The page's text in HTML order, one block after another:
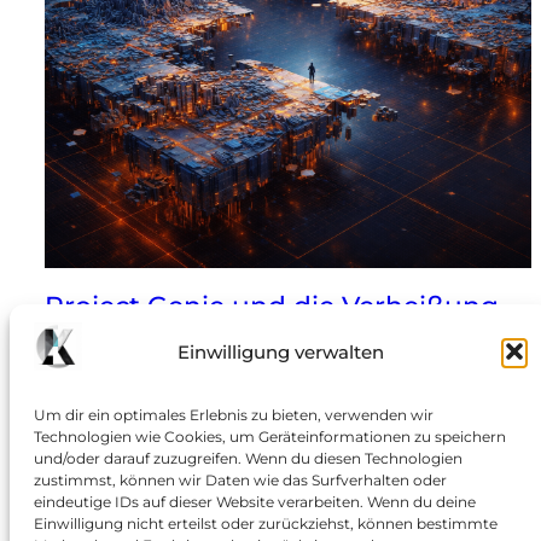
Einwilligung verwalten
Um dir ein optimales Erlebnis zu bieten, verwenden wir
Technologien wie Cookies, um Geräteinformationen zu speichern
und/oder darauf zuzugreifen. Wenn du diesen Technologien
zustimmst, können wir Daten wie das Surfverhalten oder
eindeutige IDs auf dieser Website verarbeiten. Wenn du deine
Einwilligung nicht erteilst oder zurückziehst, können bestimmte
Project Genie und die Verheißung
vom „Holodeck“
KI-Simulationen sind – und warum das gesellschaftlich,
rechtlich und sicherheitlich kniffliger wird als bei Text-
KI: Als heise online Ende Januar berichtete, Google
öffne mit „Project Genie“ ein experimentelles KI-